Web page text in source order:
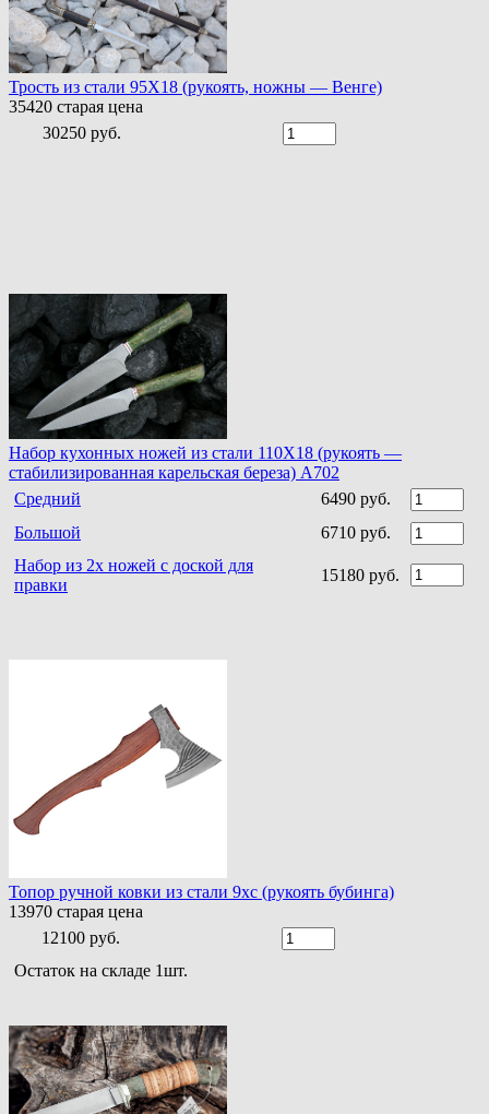
Трость из стали 95Х18 (рукоять, ножны — Венге)
35420 старая цена
30250 руб.
Набор кухонных ножей из стали 110Х18 (рукоять —
стабилизированная карельская береза) A702
Средний
6490 руб.
Большой
6710 руб.
Набор из 2х ножей с доской для
правки
15180 руб.
Топор ручной ковки из стали 9хс (рукоять бубинга)
13970 старая цена
12100 руб.
Остаток на складе 1шт.